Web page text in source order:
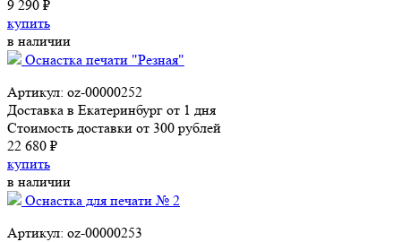
9 290 ₽
купить
в наличии
Оснастка печати "Резная"
Артикул: oz-00000252
Доставка в Екатеринбург от 1 дня
Стоимость доставки от 300 рублей
22 680 ₽
купить
в наличии
Оснастка для печати № 2
Артикул: oz-00000253